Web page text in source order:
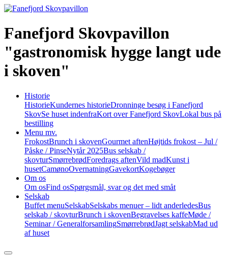
Fanefjord Skovpavillon
"gastronomisk hygge langt ude
i skoven"
Historie
HistorieKundernes historieDronninge besøg i Fanefjord
SkovSe huset indenfraKort over Fanefjord SkovLokal bus på
bestilling
Menu mv.
FrokostBrunch i skovenGourmet aftenHøjtids frokost – Jul /
Påske / PinseNytår 2025Bus selskab /
skovturSmørrebrødForedrags aftenVild madKunst i
husetCamønoOvernatningGavekortKogebøger
Om os
Om osFind osSpørgsmål, svar og det med småt
Selskab
Buffet menuSelskabSelskabs menuer – lidt anderledesBus
selskab / skovturBrunch i skovenBegravelses kaffeMøde /
Seminar / GeneralforsamlingSmørrebrødJagt selskabMad ud
af huset